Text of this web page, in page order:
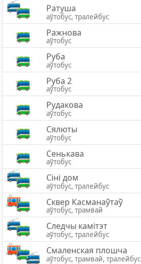
Ратуша
аўтобус, тралейбус
Ражнова
аўтобус
Руба
аўтобус
Руба 2
аўтобус
Рудакова
аўтобус
Сялюты
аўтобус
Сенькава
аўтобус
Сіні дом
аўтобус, тралейбус
Сквер Касманаўтаў
аўтобус, трамвай
Следчы камітэт
аўтобус, тралейбус
Смаленская плошча
аўтобус, трамвай, тралейбус